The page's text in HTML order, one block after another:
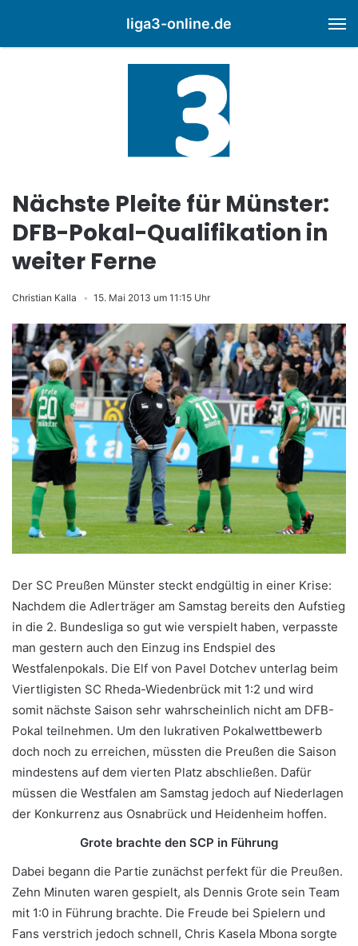
liga3-online.de
Nächste Pleite für Münster:
DFB-Pokal-Qualifikation in
weiter Ferne
Christian Kalla 15. Mai 2013 um 11:15 Uhr
Der SC Preußen Münster steckt endgültig in einer Krise:
Nachdem die Adlerträger am Samstag bereits den Aufstieg
in die 2. Bundesliga so gut wie verspielt haben, verpasste
man gestern auch den Einzug ins Endspiel des
Westfalenpokals. Die Elf von Pavel Dotchev unterlag beim
Viertligisten SC Rheda-Wiedenbrück mit 1:2 und wird
somit nächste Saison sehr wahrscheinlich nicht am DFB-
Pokal teilnehmen. Um den lukrativen Pokalwettbewerb
doch noch zu erreichen, müssten die Preußen die Saison
mindestens auf dem vierten Platz abschließen. Dafür
müssen die Westfalen am Samstag jedoch auf Niederlagen
der Konkurrenz aus Osnabrück und Heidenheim hoffen.
Grote brachte den SCP in Führung
Dabei begann die Partie zunächst perfekt für die Preußen.
Zehn Minuten waren gespielt, als Dennis Grote sein Team
mit 1:0 in Führung brachte. Die Freude bei Spielern und
Fans verstrich jedoch schnell, Chris Kasela Mbona sorgte